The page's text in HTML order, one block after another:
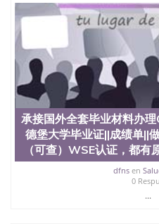
海外学校留学中介， 同时
各大院校的（毕业证，成
业证，录取通知书，在读
新信息， 能够在时间掌握
寸大小，纸张材质，防伪
原版实物，以求达到客户
们在保证合理定价的同时
质和效率不断优化，为您
咨询顾问：Sam q/微信
信:551190476办理毕业证
知书，雅思，留学回国证明
公司专业制作、办理、仿
教育部学历学位认证、毕
承接国外全套毕业材料办
德堡大学毕业证||成绩单||
（可查）WSE认证，都
dfnsen
0
...